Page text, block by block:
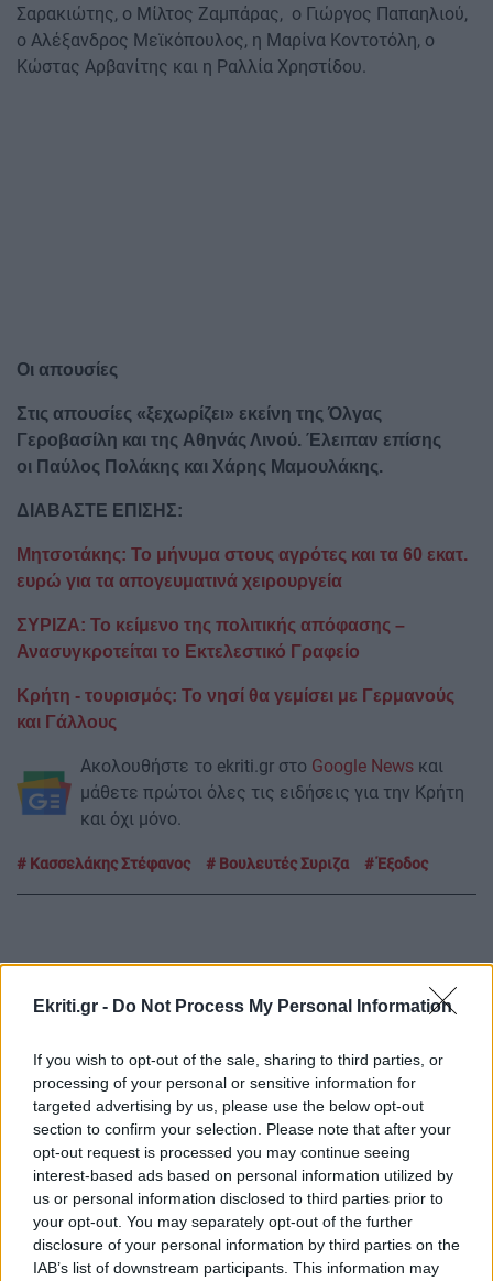
Ekriti.gr - Do Not Process My Personal Information
If you wish to opt-out of the sale, sharing to third parties, or
processing of your personal or sensitive information for
targeted advertising by us, please use the below opt-out
section to confirm your selection. Please note that after your
opt-out request is processed you may continue seeing
interest-based ads based on personal information utilized by
us or personal information disclosed to third parties prior to
your opt-out. You may separately opt-out of the further
disclosure of your personal information by third parties on the
IAB’s list of downstream participants. This information may
Σαρακιώτης, ο Μίλτος Ζαμπάρας, ο Γιώργος Παπαηλιού,
ο Αλέξανδρος Μεϊκόπουλος, η Μαρίνα Κοντοτόλη, ο
Κώστας Αρβανίτης και η Ραλλία Χρηστίδου.
Οι απουσίες
Στις απουσίες «ξεχωρίζει» εκείνη της Όλγας
Γεροβασίλη και της Αθηνάς Λινού. Έλειπαν επίσης
οι Παύλος Πολάκης και Χάρης Μαμουλάκης.
ΔΙΑΒΑΣΤΕ ΕΠΙΣΗΣ:
Μητσοτάκης: Το μήνυμα στους αγρότες και τα 60 εκατ.
ευρώ για τα απογευματινά χειρουργεία
ΣΥΡΙΖΑ: Το κείμενο της πολιτικής απόφασης –
Ανασυγκροτείται το Εκτελεστικό Γραφείο
Κρήτη - τουρισμός: Το νησί θα γεμίσει με Γερμανούς
και Γάλλους
Ακολουθήστε το ekriti.gr στο Google News και
μάθετε πρώτοι όλες τις ειδήσεις για την Κρήτη
και όχι μόνο.
Κασσελάκης Στέφανος Βουλευτές Συριζα Έξοδος
ΡΟΗ ΕΙΔΗΣΕΩΝ
23:00
GOSSIP - LIFESTYLE
«Σκεφτόμουν την αυτοκτονία» εξομολογήθηκε
ο Μπραντ Πιτ για την περίοδο του χωρισμού
από την Τζολί
22:56
ΑΥΤΟΔΙΟΙΚΗΣΗ
Ηράκλειο: Συνεδριάζει την Τρίτη 11 Αυγούστου